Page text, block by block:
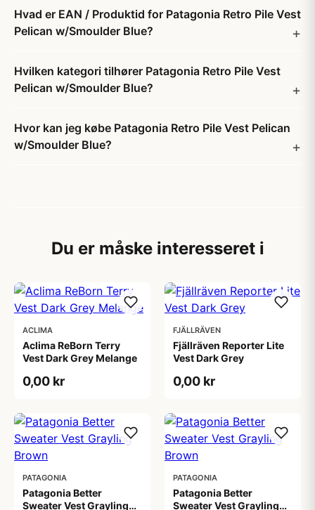
Hvad er EAN / Produktid for Patagonia Retro Pile Vest
Pelican w/Smoulder Blue?
Hvilken kategori tilhører Patagonia Retro Pile Vest
Pelican w/Smoulder Blue?
Hvor kan jeg købe Patagonia Retro Pile Vest Pelican
w/Smoulder Blue?
Du er måske interesseret i
ACLIMA
Aclima ReBorn Terry
Vest Dark Grey Melange
0,00 kr
FJÄLLRÄVEN
Fjällräven Reporter Lite
Vest Dark Grey
0,00 kr
PATAGONIA
Patagonia Better
Sweater Vest Grayling
PATAGONIA
Patagonia Better
Sweater Vest Grayling